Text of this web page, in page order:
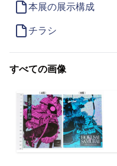
本展の展示構成
チラシ
すべての画像